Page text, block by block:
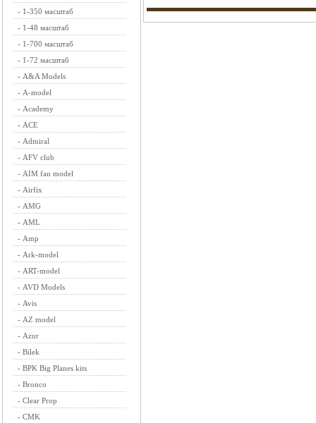
- 1-350 масштаб
- 1-48 масштаб
- 1-700 масштаб
- 1-72 масштаб
- A&A Models
- A-model
- Academy
- ACE
- Admiral
- AFV club
- AIM fan model
- Airfix
- AMG
- AML
- Amp
- Ark-model
- ART-model
- AVD Models
- Avis
- AZ model
- Azur
- Bilek
- BPK Big Planes kits
- Bronco
- Clear Prop
- CMK